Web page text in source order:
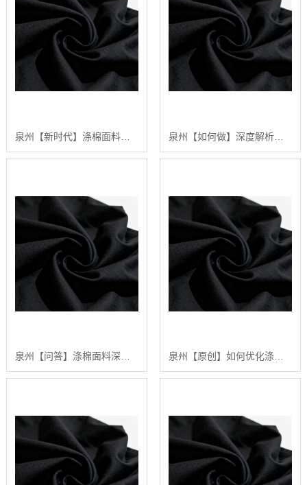
泉州【新时代】涤棉面料深度解析：2024年如何选择高品质涤棉面料？【怎么用?】 泉州【如何做】深度解析：涤棉面料在现代纺织业中的应用与品质控制【精梳涤棉坯布长期供应合作案例】【是什么?】
泉州【问答】涤棉面料深度解析：构建高品质、可持续纺织品供应链的行业白皮书【精梳涤棉坯布长期供应合作案例】【什么意思?】 泉州【原创】如何优化涤棉面料的染色效果：陕西秦塬纺织的深度技术指南【是什么?】